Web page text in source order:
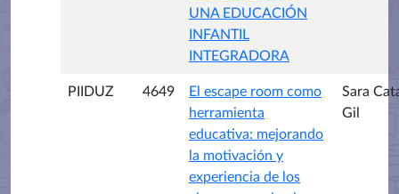
UNA EDUCACIÓN
INFANTIL
INTEGRADORA
PIIDUZ 4649
El escape room como
herramienta
educativa: mejorando
la motivación y
experiencia de los
Sara
Gil